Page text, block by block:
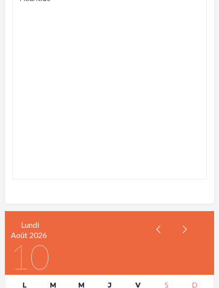
Lundi
Août 2026
10
L M M J V S D